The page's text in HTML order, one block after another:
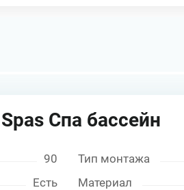
Спа бассейн
90
Есть
Тип монтажа
Материал